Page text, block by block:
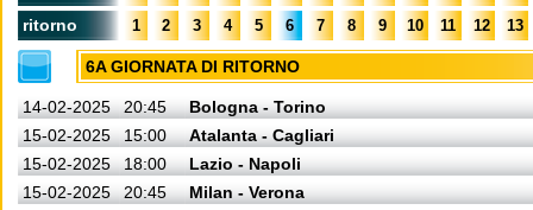
ritorno 1 2 3 4 5 6 7 8 9 10 11 12 13
6A GIORNATA DI RITORNO
14-02-2025 20:45
Bologna - Torino
15-02-2025
15:00
Atalanta - Cagliari
15-02-2025
18:00
Lazio - Napoli
15-02-2025
20:45
Milan - Verona